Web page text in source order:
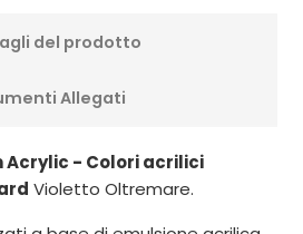
del prodotto
Allegati
Acrylic - Colori acrilici
Violetto Oltremare.